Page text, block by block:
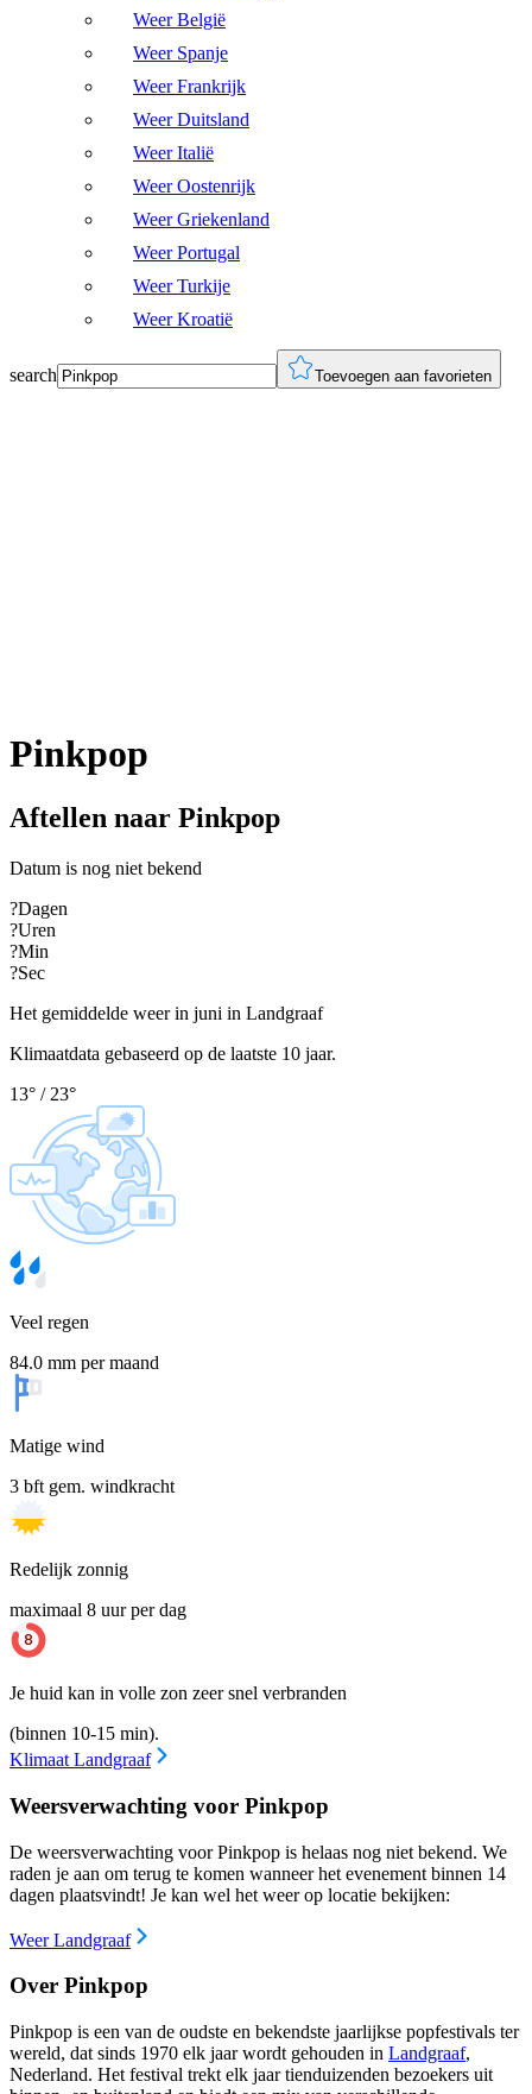
Weer België
Weer Spanje
Weer Frankrijk
Weer Duitsland
Weer Italië
Weer Oostenrijk
Weer Griekenland
Weer Portugal
Weer Turkije
Weer Kroatië
search Toevoegen aan favorieten
Pinkpop
Aftellen naar Pinkpop
Datum is nog niet bekend
?Dagen
?Uren
?Min
?Sec
Het gemiddelde weer in juni in Landgraaf
Klimaatdata gebaseerd op de laatste 10 jaar.
13° / 23°
Veel regen
84.0 mm per maand
Matige wind
3 bft gem. windkracht
Redelijk zonnig
maximaal 8 uur per dag
Je huid kan in volle zon zeer snel verbranden
(binnen 10-15 min).
Klimaat Landgraaf
Weersverwachting voor Pinkpop
De weersverwachting voor Pinkpop is helaas nog niet bekend. We
raden je aan om terug te komen wanneer het evenement binnen 14
dagen plaatsvindt! Je kan wel het weer op locatie bekijken:
Weer Landgraaf
Over Pinkpop
Pinkpop is een van de oudste en bekendste jaarlijkse popfestivals ter
wereld, dat sinds 1970 elk jaar wordt gehouden in Landgraaf,
Nederland. Het festival trekt elk jaar tienduizenden bezoekers uit